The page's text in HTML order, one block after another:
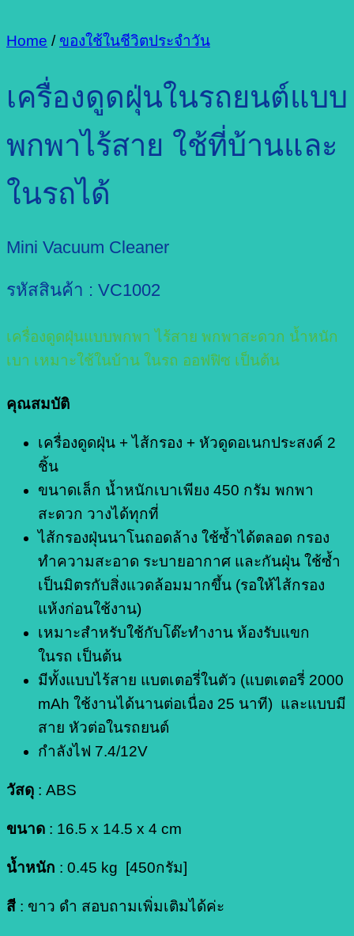
Home / ของใช้ในชีวิตประจำวัน
เครื่องดูดฝุ่นในรถยนต์แบบ
พกพาไร้สาย ใช้ที่บ้านและ
ในรถได้
Mini Vacuum Cleaner
รหัสสินค้า : VC1002
เครื่องดูดฝุ่นแบบพกพา ไร้สาย พกพาสะดวก น้ำหนัก
เบา เหมาะใช้ในบ้าน ในรถ ออฟฟิซ เป็นต้น
คุณสมบัติ
เครื่องดูดฝุ่น + ไส้กรอง + หัวดูดอเนกประสงค์ 2
ชิ้น
ขนาดเล็ก น้ำหนักเบาเพียง 450 กรัม พกพา
สะดวก วางได้ทุกที่
ไส้กรองฝุ่นนาโนถอดล้าง ใช้ซ้ำได้ตลอด กรอง
ทำความสะอาด ระบายอากาศ และกันฝุ่น ใช้ซ้ำ
เป็นมิตรกับสิ่งแวดล้อมมากขึ้น (รอให้ไส้กรอง
แห้งก่อนใช้งาน)
เหมาะสำหรับใช้กับโต๊ะทำงาน ห้องรับแขก
ในรถ เป็นต้น
มีทั้งแบบไร้สาย แบตเตอรี่ในตัว (แบตเตอรี่ 2000
mAh ใช้งานได้นานต่อเนื่อง 25 นาที) และแบบมี
สาย หัวต่อในรถยนต์
กำลังไฟ 7.4/12V
วัสดุ : ABS
ขนาด : 16.5 x 14.5 x 4 cm
น้ำหนัก : 0.45 kg [450กรัม]
สี : ขาว ดำ สอบถามเพิ่มเติมได้ค่ะ